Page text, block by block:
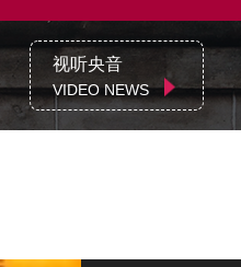
视听央音
VIDEO NEWS